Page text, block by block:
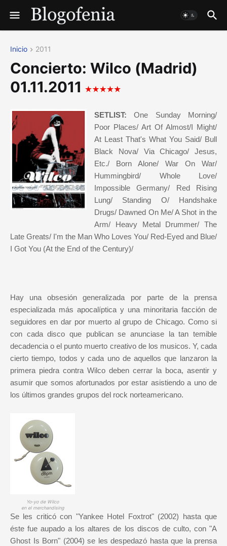
Inicio 2011
Concierto: Wilco (Madrid)
01.11.2011
SETLIST: One Sunday Morning/
Poor Places/ Art Of Almost/I Might/
At Least That's What You Said/ Bull
Black Nova/ Via Chicago/ Jesus,
Etc./ Born Alone/ War On War/
Hummingbird/ Whole Love/
Impossible Germany/ Red Rising
Lung/ Standing O/ Handshake
Drugs/ Dawned On Me/ A Shot in the
Arm/ Heavy Metal Drummer/ The
Late Greats/ I'm the Man Who Loves You/ Red-Eyed and Blue/
I Got You (At the End of the Century)/
Hay una obsesión generalizada por parte de la prensa
especializada más apocalíptica y una minoritaria facción de
seguidores en dar por muerto al grupo de Chicago. Como si
con cada disco que publican se anunciase la tan temible
decadencia o el punto muerto creativo de los musicos. Y, cada
cierto tiempo, todos y cada uno de aquellos que lanzaron la
primera piedra contra Wilco deben cerrar la boca, asentir y
asumir que somos afortunados por estar asistiendo a uno de
los últimos grandes grupos del rock norteamericano.
Yo-yo de Wilco
en el merchandising
Se les criticó con "Yankee Hotel Foxtrot" (2002) hasta que
éste fue aupado a los altares de los discos de culto, con "A
Ghost Is Born" (2004) se les despedazó hasta que la prensa